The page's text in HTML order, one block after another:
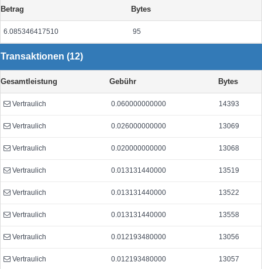
Betrag Bytes
6.085346417510 95
Transaktionen (12)
Gesamtleistung Gebühr Bytes
Vertraulich 0.060000000000 14393
Vertraulich 0.026000000000 13069
Vertraulich 0.020000000000 13068
Vertraulich 0.013131440000 13519
Vertraulich 0.013131440000 13522
Vertraulich 0.013131440000 13558
Vertraulich 0.012193480000 13056
Vertraulich 0.012193480000 13057